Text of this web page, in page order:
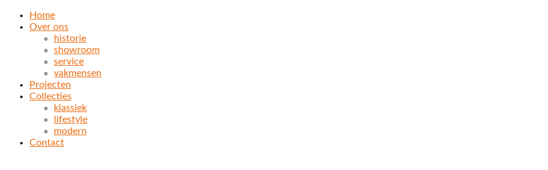
Home
Over ons
historie
showroom
service
vakmensen
Projecten
Collecties
klassiek
lifestyle
modern
Contact